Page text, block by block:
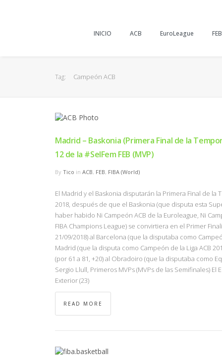
INICIO ACB EuroLeague FEB
Tag: Campeón ACB
Madrid – Baskonia (Primera Final de la
12 de la #SelFem FEB (MVP)
By Tico in ACB, FEB, FIBA (World)
El Madrid y el Baskonia disputarán la Primera Final de la
2018, después de que el Baskonia (que disputa esta
haber habido Ni Campeón ACB de la Euroleague, Ni
FIBA Champions League) se convirtiera en el Primer
21/09/2018) al Barcelona (que la disputaba como
Madrid (que la disputa como Campeón de la Liga ACB
(por 61 a 81, +20) al Obradoiro (que la disputaba como
Sergio Llull, Primeros MVPs (MVPs de las Semifinales) El
Exterior (23)
READ MORE